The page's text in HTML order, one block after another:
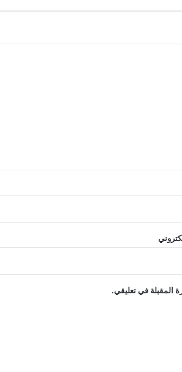
المقبلة في تعليقي.